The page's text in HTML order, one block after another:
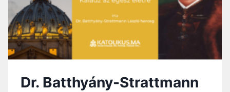
AZ
EGÉSZ
ÉLETRE
–
V.
Dr. Batthyány-Strattmann